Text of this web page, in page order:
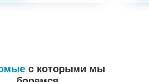
с которыми мы